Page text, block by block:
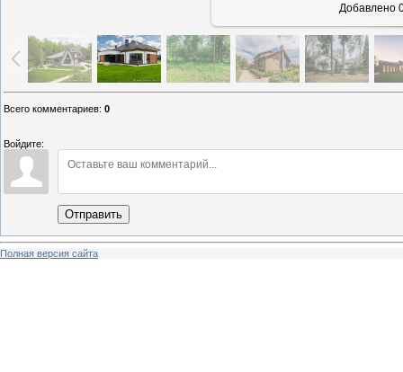
Добавлено
Всего комментариев: 0
Войдите:
Отправить
Полная версия сайта